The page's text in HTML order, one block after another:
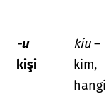
-u
kişi
kiu–
kim,
hangi